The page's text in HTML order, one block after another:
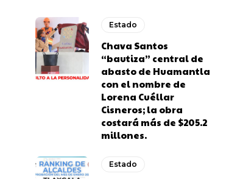
Estado
Chava Santos
“bautiza” central de
abasto de Huamantla
con el nombre de
Lorena Cuéllar
Cisneros; la obra
costará más de $205.2
millones.
Estado